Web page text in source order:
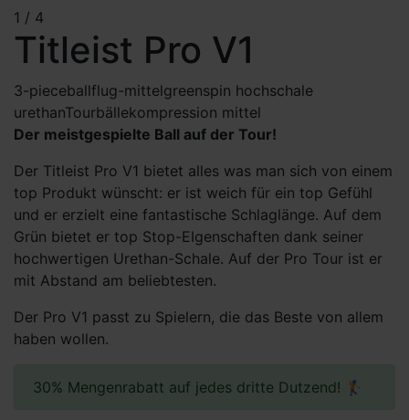
1 / 4
Titleist Pro V1
3-pieceballflug-mittelgreenspin hochschale
urethanTourbällekompression mittel
Der meistgespielte Ball auf der Tour!
Der Titleist Pro V1 bietet alles was man sich von einem
top Produkt wünscht: er ist weich für ein top Gefühl
und er erzielt eine fantastische Schlaglänge. Auf dem
Grün bietet er top Stop-EIgenschaften dank seiner
hochwertigen Urethan-Schale. Auf der Pro Tour ist er
mit Abstand am beliebtesten.
Der Pro V1 passt zu Spielern, die das Beste von allem
haben wollen.
30% Mengenrabatt auf jedes dritte Dutzend! 🏌